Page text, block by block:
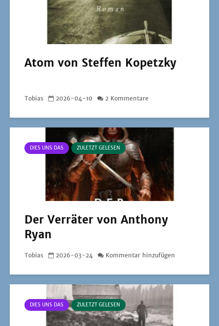
Atom von Steffen Kopetzky
Tobias 2026-04-10 2 Kommentare
DIES UNS DAS ZULETZT GELESEN
Der Verräter von Anthony
Ryan
Tobias 2026-03-24 Kommentar hinzufügen
DIES UNS DAS ZULETZT GELESEN